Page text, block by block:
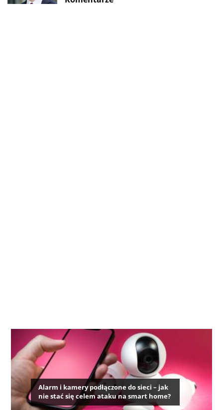
Alarm i kamery podłączone do sieci – jak
nie stać się celem ataku na smart home?